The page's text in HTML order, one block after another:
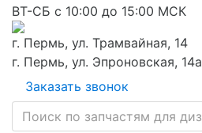
ВТ-СБ с 10:00 до 15:00 МСК
г. Пермь, ул. Трамвайная, 14
г. Пермь, ул. Эпроновская, 14а
Заказать звонок